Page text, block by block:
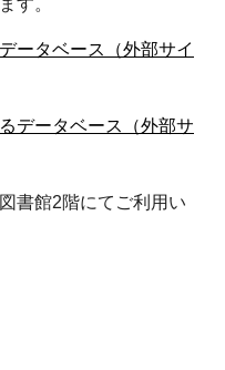
す。
ータベース（外部サイ
データベース（外部サ
書館2階にてご利用い